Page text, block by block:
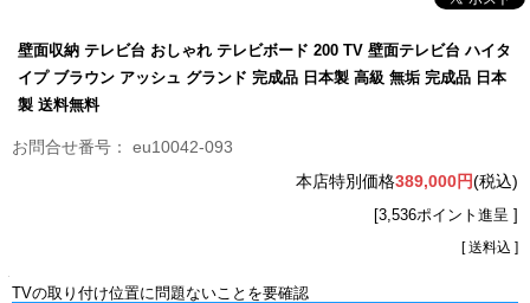
壁面収納 テレビ台 おしゃれ テレビボード 200 TV 壁面テレビ台 ハイタ
イプ ブラウン アッシュ グランド 完成品 日本製 高級 無垢 完成品 日本
製 送料無料
eu10042-093
本店特別価格389,000円(税込)
[3,536ポイント進呈 ]
[ 送料込 ]
TVの取り付け位置に問題ないことを要確認